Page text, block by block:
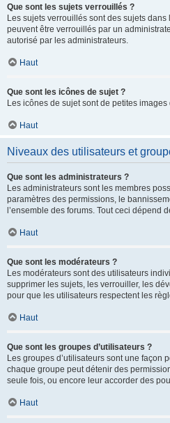
Que sont les sujets verrouillés ?
Les sujets verrouillés sont des sujets
peuvent être verrouillés par un
autorisé par les administrateurs.
Haut
Que sont les icônes de sujet ?
Les icônes de sujet sont de petites
Haut
Niveaux des utilisateurs et
Que sont les administrateurs ?
Les administrateurs sont les membres
paramètres des permissions, le
l’ensemble des forums. Tout ceci dépend
Haut
Que sont les modérateurs ?
Les modérateurs sont des utilisateurs
supprimer les sujets, les verrouiller, les
pour que les utilisateurs respectent les
Haut
Que sont les groupes d’utilisateurs ?
Les groupes d’utilisateurs sont une
chaque groupe peut détenir des
seule fois, ou encore leur accorder des
Haut